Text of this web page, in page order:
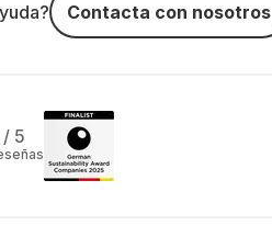
Contacta con nosotros
/ 5